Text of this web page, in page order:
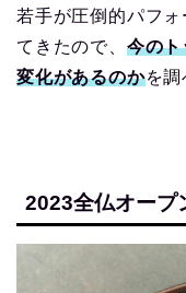
若手が圧倒的パフ
てきたので、 今のト
変化があるのかを調
2023全仏オープ